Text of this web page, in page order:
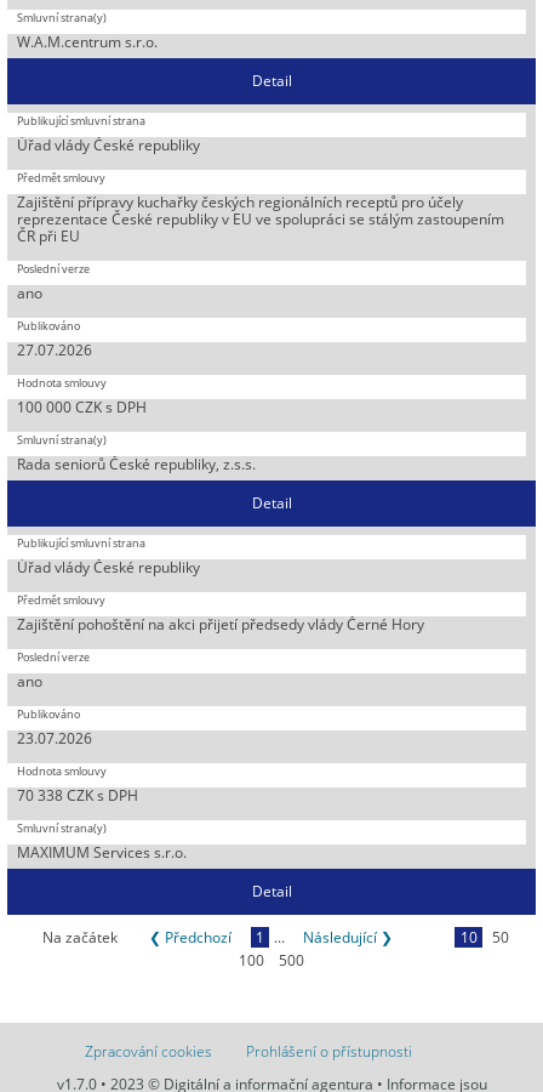
W.A.M.centrum s.r.o.
Detail
Úřad vlády České republiky
Zajištění přípravy kuchařky českých regionálních receptů pro účely
reprezentace České republiky v EU ve spolupráci se stálým zastoupením
ČR při EU
ano
27.07.2026
100 000 CZK s DPH
Rada seniorů České republiky, z.s.s.
Detail
Úřad vlády České republiky
Zajištění pohoštění na akci přijetí předsedy vlády Černé Hory
ano
23.07.2026
70 338 CZK s DPH
MAXIMUM Services s.r.o.
Detail
Na začátek ❮ Předchozí 1 ... Následující ❯ 10
50
100
500
Zpracování cookies
Prohlášení o přístupnosti
v1.7.0 • 2023 © Digitální a informační agentura • Informace jsou